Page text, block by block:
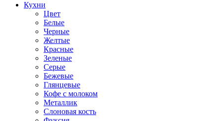
Кухни
Цвет
Белые
Черные
Желтые
Красные
Зеленые
Серые
Бежевые
Глянцевые
Кофе с молоком
Металлик
Слоновая кость